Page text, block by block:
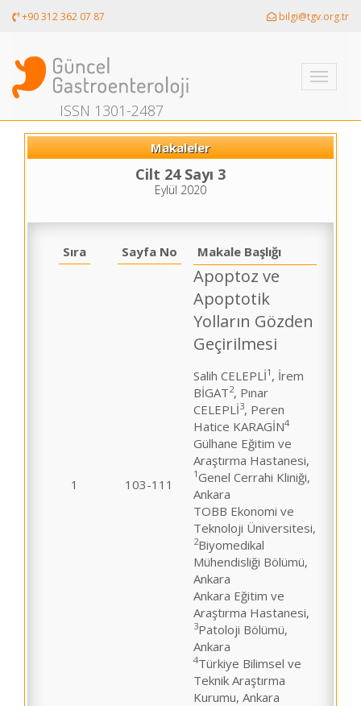
+90 312 362 07 87 bilgi@tgv.org.tr
Toggle
ISSN 1301-2487
Makaleler
Cilt 24 Sayı 3
Eylül 2020
Sıra Sayfa No Makale Başlığı
1 103-111
Apoptoz ve
Apoptotik
Yolların Gözden
Geçirilmesi
Salih CELEPLİ1 , İrem
BİGAT2, Pınar
CELEPLİ3, Peren
Hatice KARAGİN4
Gülhane Eğitim ve
Araştırma Hastanesi,
1Genel Cerrahi Kliniği,
Ankara
TOBB Ekonomi ve
Teknoloji Üniversitesi,
2Biyomedikal
Mühendisliği Bölümü,
Ankara
Ankara Eğitim ve
Araştırma Hastanesi,
3Patoloji Bölümü,
Ankara
4Türkiye Bilimsel ve
Teknik Araştırma
Kurumu, Ankara